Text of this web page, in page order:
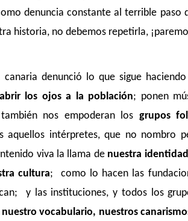
denuncia constante al terrible paso
historia, no debemos repetirla,
canaria denunció lo que sigue
los ojos a la población; ponen
nos empoderan los grupos
aquellos intérpretes, que no nombro
viva la llama de nuestra identidad
cultura; como lo hacen las
y las instituciones, y todos los
vocabulario, nuestros